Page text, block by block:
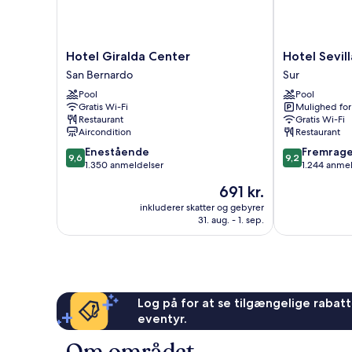
Hotel
Giralda
Center
San
Bernardo
Hotel Giralda Center
San Bernardo
Pool
Gratis Wi-Fi
Restaurant
Aircondition
9.6
ud
anmeldelser
9,6 Enestående
1.350 anmeldelser
Prisen
er
691 kr.
691 kr.
inkluderer skatter og gebyrer
31. aug. - 1. sep.
Hotel
Sevilla
Center
Sur
Hotel
Sur
Pool
Mulighed
Gratis Wi-Fi
Restaurant
9.2
ud
anmeldelser
9,2
1.244
Log på for at se tilgængelige
eventyr.